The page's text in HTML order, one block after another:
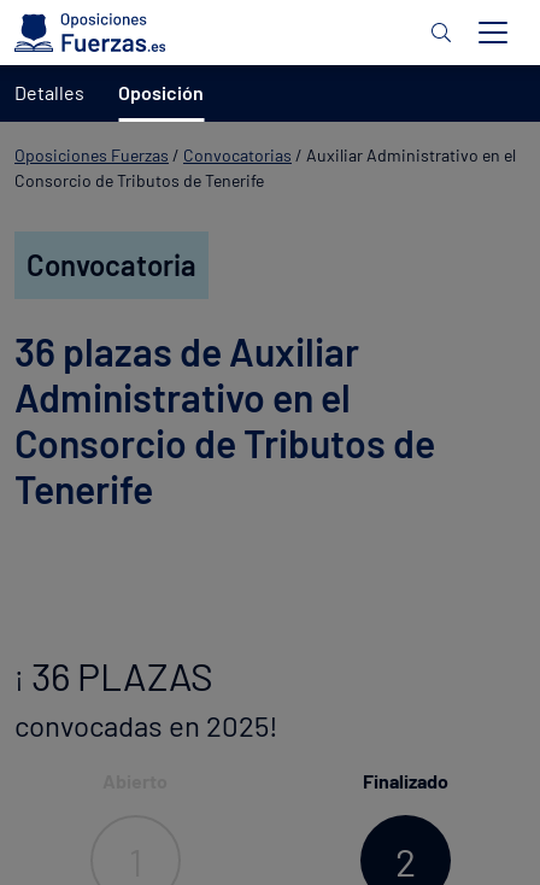
Oposiciones Fuerzas / Convocatorias / Auxiliar Administrativo en el
Consorcio de Tributos de Tenerife
Convocatoria
36 plazas de Auxiliar
Administrativo en el
Consorcio de Tributos de
Tenerife
¡ 36 PLAZAS
convocadas en 2025!
Finalizado
2
Detalles Oposición